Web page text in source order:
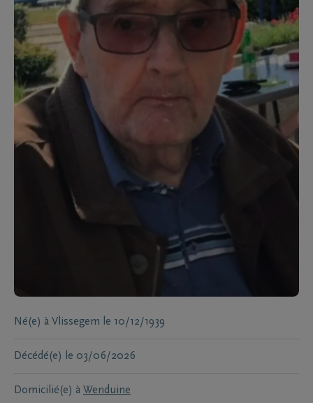
Né(e) à Vlissegem le 10/12/1939
Décédé(e) le 03/06/2026
Domicilié(e) à Wenduine